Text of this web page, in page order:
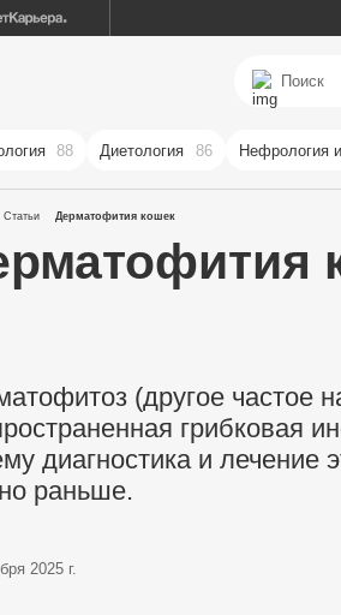
88 Диетология 86 Нефрология
Статьи Дерматофития кошек
(другое частое
грибковая
диагностика и лечение
раньше.
2025 г.